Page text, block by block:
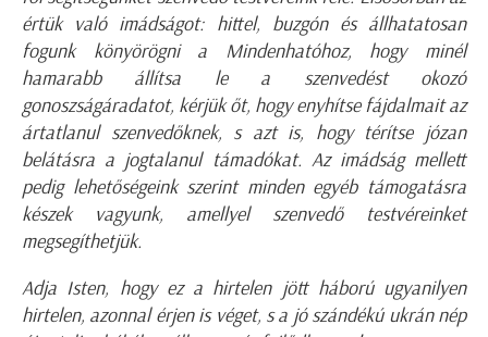
értük való imádságot: hittel, buzgón és állhatatosan
fogunk könyörögni a Mindenhatóhoz, hogy minél
hamarabb állítsa le a szenvedést okozó
gonoszságáradatot, kérjük őt, hogy enyhítse fájdalmait az
ártatlanul szenvedőknek, s azt is, hogy térítse józan
belátásra a jogtalanul támadókat. Az imádság mellett
pedig lehetőségeink szerint minden egyéb támogatásra
készek vagyunk, amellyel szenvedő testvéreinket
megsegíthetjük.
Adja Isten, hogy ez a hirtelen jött háború ugyanilyen
hirtelen, azonnal érjen is véget, s a jó szándékú ukrán nép